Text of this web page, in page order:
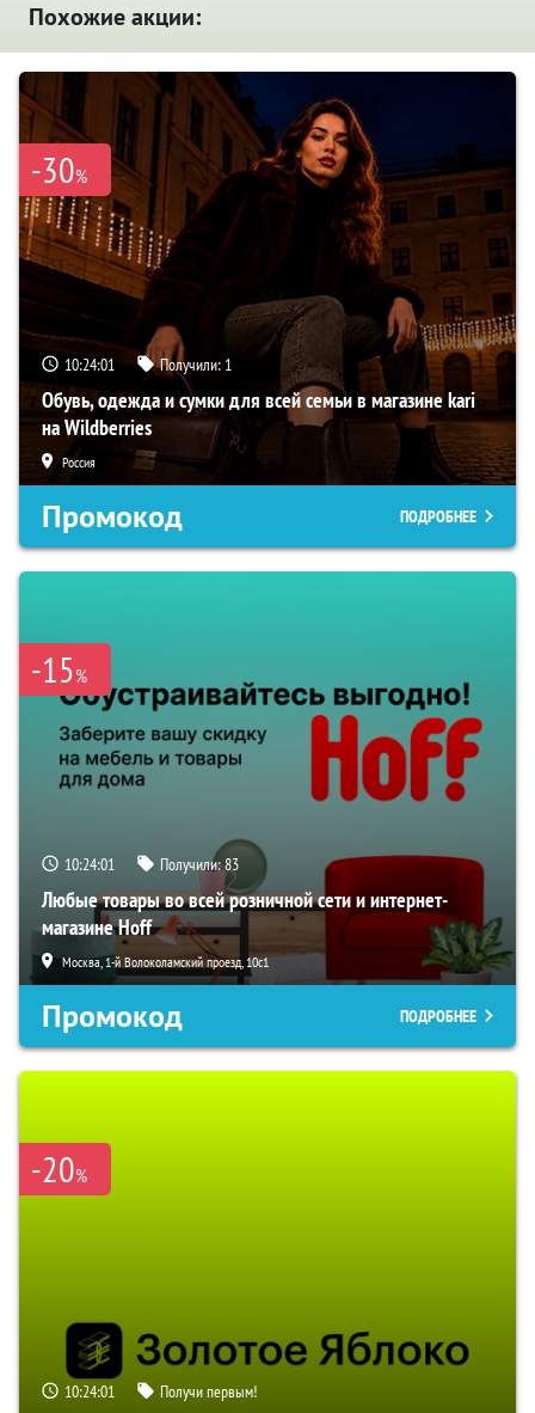
Похожие акции:
-30%
10:24:00 Получили: 1
Обувь, одежда и сумки для всей семьи в магазине kari
на Wildberries
Россия
Промокод ПОДРОБНЕЕ
-15%
10:24:00 Получили:83
Любые товары во всей розничной сети и интернет-
магазине Hoff
Москва, 1-й Волоколамский проезд, 10с1
Промокод ПОДРОБНЕЕ
-20%
10:24:00 Получи первым!